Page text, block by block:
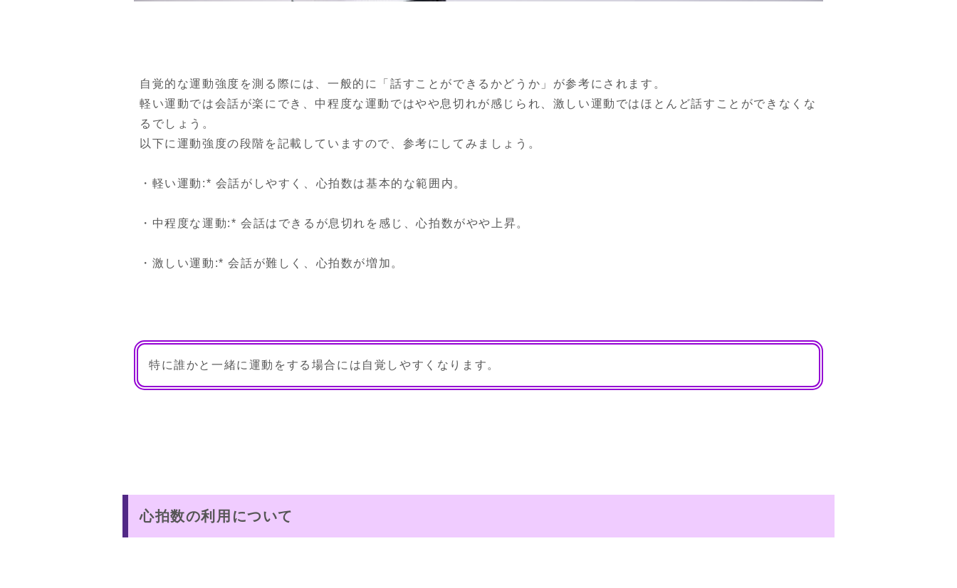
自覚的な運動強度を測る際には、一般的に「話すことができるかどうか」が参考にされます。
軽い運動では会話が楽にでき、中程度な運動ではやや息切れが感じられ、激しい運動ではほとんど話すことができなくな
るでしょう。
以下に運動強度の段階を記載していますので、参考にしてみましょう。
・軽い運動:* 会話がしやすく、心拍数は基本的な範囲内。
・中程度な運動:* 会話はできるが息切れを感じ、心拍数がやや上昇。
・激しい運動:* 会話が難しく、心拍数が増加。
特に誰かと一緒に運動をする場合には自覚しやすくなります。
心拍数の利用について